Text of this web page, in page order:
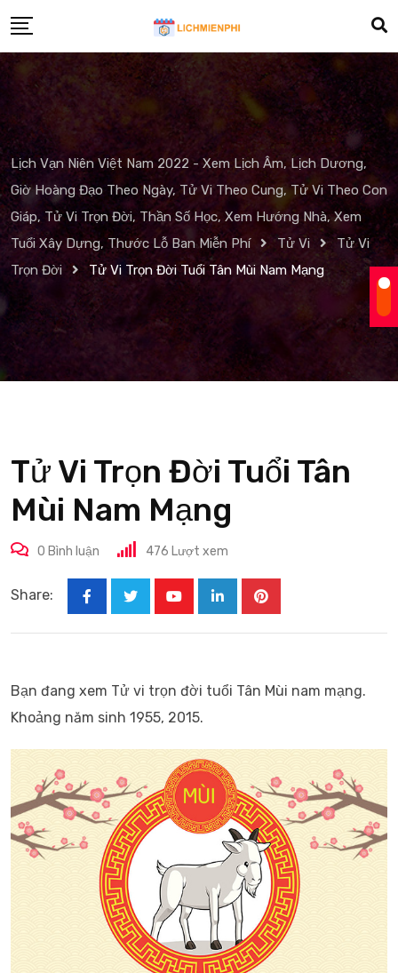
to
content
Lịch Vạn Niên Việt Nam 2022 - Xem Lịch Âm, Lịch Dương,
Giờ Hoàng Đạo Theo Ngày, Tử Vi Theo Cung, Tử Vi Theo Con
Giáp, Tử Vi Trọn Đời, Thần Số Học, Xem Hướng Nhà, Xem
Tuổi Xây Dựng, Thước Lỗ Ban Miễn Phí
Tử Vi
Tử Vi
Trọn Đời
Tử Vi Trọn Đời Tuổi Tân Mùi Nam Mạng
Tử Vi Trọn Đời Tuổi Tân
Mùi Nam Mạng
0 Bình luận 476 Lượt xem
Share:
LinkedInPinterest
Bạn đang xem Tử vi trọn đời tuổi Tân Mùi nam mạng.
Khoảng năm sinh 1955, 2015.